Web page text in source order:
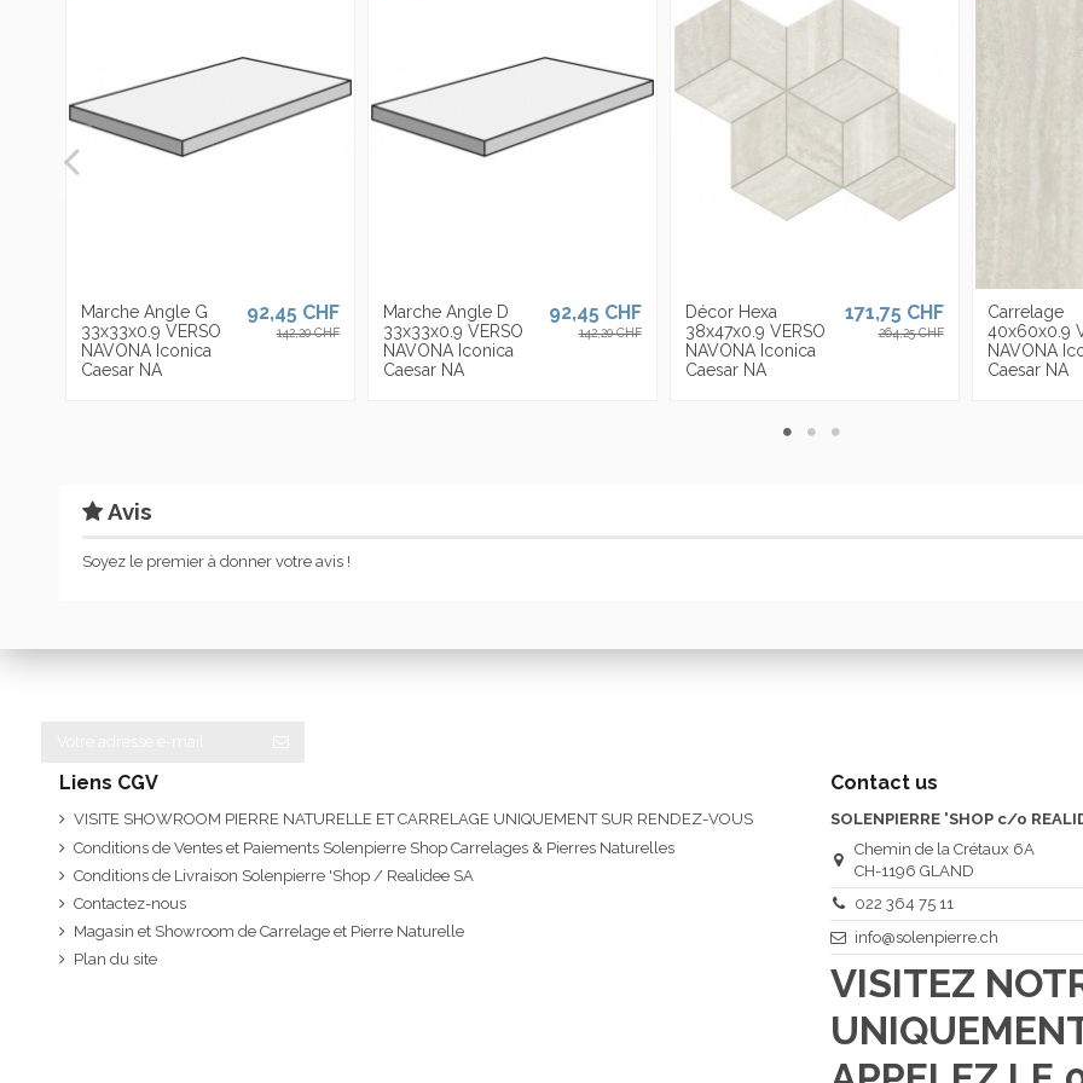
exporte dans plus de 90 pays et est présente avec ses propres sièges en Italie, aux USA et est présente avec ses propres sièges en Italie,
Marche Angle G
33x33x0.9 VERSO
NAVONA Iconica
Caesar NA
92,45 CHF
142,20 CHF
Marche Angle D
33x33x0.9 VERSO
NAVONA Iconica
Caesar NA
92,45 CHF
142,20 CHF
Décor Hexa
38x47x0.9 VERSO
NAVONA Iconica
Caesar NA
171,75 CHF
264,25 CHF
Carrelage
40x60x0.9
NAVONA
Caesar NA
Avis
Soyez le premier à donner votre avis !
Liens CGV
VISITE SHOWROOM PIERRE NATURELLE ET CARRELAGE UNIQUEMENT SUR RENDEZ-VOUS
Conditions de Ventes et Paiements Solenpierre Shop Carrelages & Pierres Naturelles
Conditions de Livraison Solenpierre 'Shop / Realidee SA
Contactez-nous
Magasin et Showroom de Carrelage et Pierre Naturelle
Plan du site
Contact us
SOLENPIERRE 'SHOP c/o
Chemin de la Crétaux 6A
CH-1196 GLAND
022 364 75 11
info@solenpierre.ch
VISITEZ